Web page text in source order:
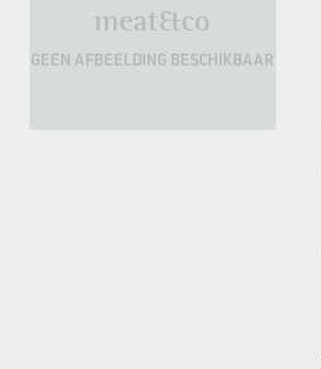
meat&co
GEEN AFBEELDING BESCHIKBAAR